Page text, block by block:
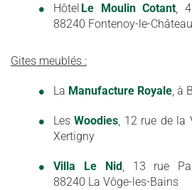
​Hôtel Le Moulin Cotant,
88240 Fontenoy-le-
Gites meublés :
La Manufacture Royale, à
Les Woodies, 12 rue de la
Xertigny
Villa Le Nid, 13 rue
88240 La Vôge-les-Bains